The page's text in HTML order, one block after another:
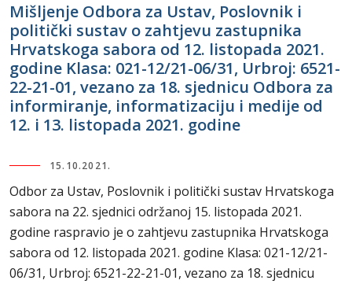
Mišljenje Odbora za Ustav, Poslovnik i
politički sustav o zahtjevu zastupnika
Hrvatskoga sabora od 12. listopada 2021.
godine Klasa: 021-12/21-06/31, Urbroj: 6521-
22-21-01, vezano za 18. sjednicu Odbora za
informiranje, informatizaciju i medije od
12. i 13. listopada 2021. godine
15.10.2021.
Odbor za Ustav, Poslovnik i politički sustav Hrvatskoga
sabora na 22. sjednici održanoj 15. listopada 2021.
godine raspravio je o zahtjevu zastupnika Hrvatskoga
sabora od 12. listopada 2021. godine Klasa: 021-12/21-
06/31, Urbroj: 6521-22-21-01, vezano za 18. sjednicu